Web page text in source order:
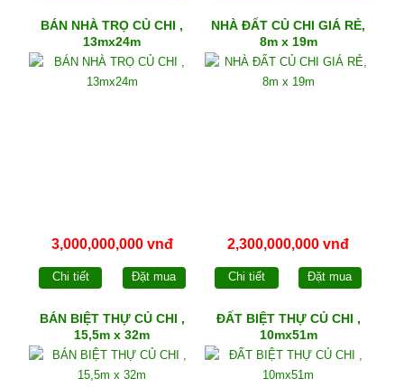
BÁN NHÀ TRỌ CỦ CHI ,
13mx24m
3,000,000,000 vnđ
Chi tiết Đặt mua
NHÀ ĐẤT CỦ CHI GIÁ RẺ,
8m x 19m
2,300,000,000 vnđ
Chi tiết Đặt mua
BÁN BIỆT THỰ CỦ CHI ,
15,5m x 32m
ĐẤT BIỆT THỰ CỦ CHI ,
10mx51m